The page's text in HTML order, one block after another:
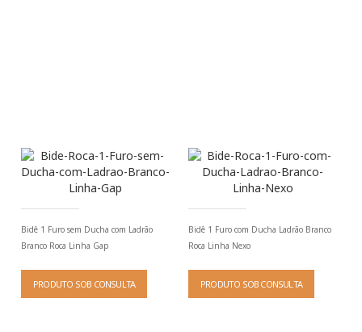
Bidê 1 Furo sem Ducha com Ladrão
Branco Roca Linha Gap
PRODUTO SOB CONSULTA
Bidê 1 Furo com Ducha Ladrão Branco
Roca Linha Nexo
PRODUTO SOB CONSULTA